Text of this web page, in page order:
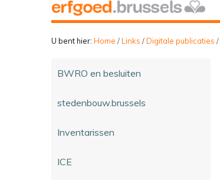
U bent hier: Home /Links /Digitale publicaties /
BWRO en besluiten
stedenbouw.brussels
Inventarissen
ICE